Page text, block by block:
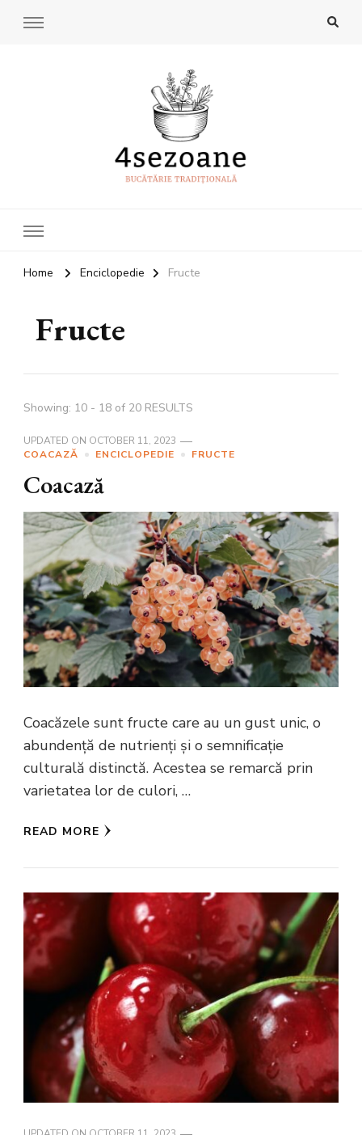
Home Enciclopedie Fructe
Fructe
Showing: 10 - 18 of 20 RESULTS
UPDATED ON OCTOBER 11, 2023
COACAZĂ
ENCICLOPEDIE FRUCTE
Coacază
Coacăzele sunt fructe care au un gust unic, o
abundență de nutrienți și o semnificație
culturală distinctă. Acestea se remarcă prin
varietatea lor de culori, …
READ MORE